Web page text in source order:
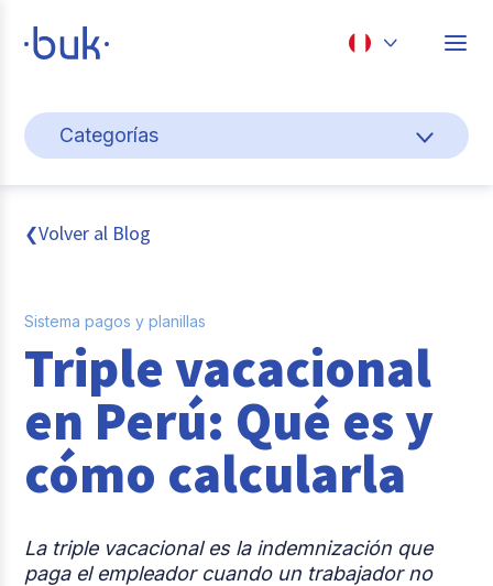
Perú
Categorías
Gestión de personas
Cultura y bienestar laboral
Sistema pagos y planillas
Entrevistas
Buk
Reclutamiento y selección de personal
Tendencias y Data
❮Volver al Blog
Sistema pagos y planillas
Triple vacacional
en Perú: Qué es y
cómo calcularla
La triple vacacional es la indemnización que
paga el empleador cuando un trabajador no